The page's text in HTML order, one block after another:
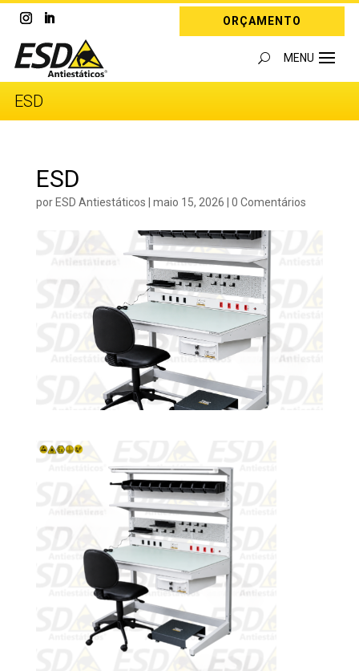
ORÇAMENTO
ESD
ESD
porESD Antiestáticos | maio 15, 2026 | 0 Comentários